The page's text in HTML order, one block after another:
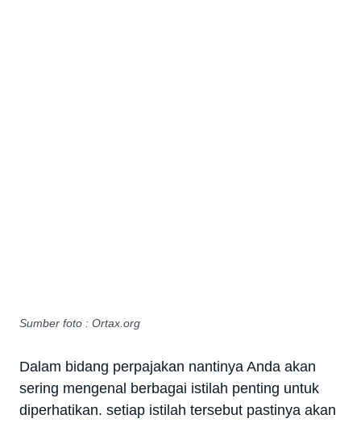
Sumber foto : Ortax.org
Dalam bidang perpajakan nantinya Anda akan
sering mengenal berbagai istilah penting untuk
diperhatikan. setiap istilah tersebut pastinya akan